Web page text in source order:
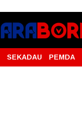
SEKADAU PEMDA